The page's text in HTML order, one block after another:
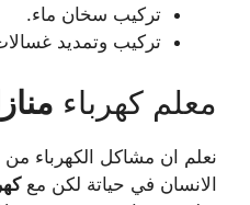
تركيب سخان ماء.
تركيب وتمديد
معلم كهرباء
نعلم ان مشاكل الكهرباء من
الانسان في حياتة لكن مع